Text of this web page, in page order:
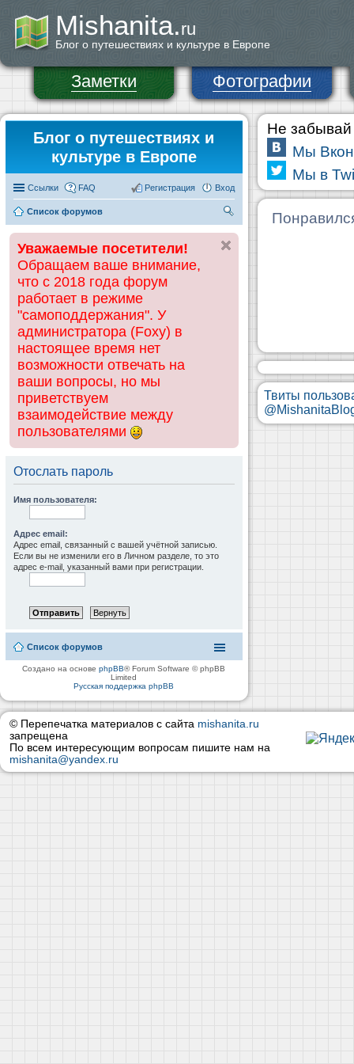
Mishanita.ru
Блог о путешествиях и культуре в Европе
Заметки Фотографии
Блог о путешествиях и
культуре в Европе
Ссылки FAQ Вход
Регистрация
Список форумов
ск
Уважаемые посетители!
Обращаем ваше внимание,
что с 2018 года форум
работает в режиме
"самоподдержания". У
администратора (Foxy) в
настоящее время нет
возможности отвечать на
ваши вопросы, но мы
приветствуем
взаимодействие между
пользователями
Отослать пароль
Имя пользователя:
Адрес email:
Адрес email, связанный с вашей учётной записью.
Если вы не изменили его в Личном разделе, то это
адрес e-mail, указанный вами при регистрации.
Список форумов
Создано на основеphpBB® Forum Software © phpBB
Limited
Русская поддержка phpBB
Не забывай
Мы
Мы в
Твиты
© Перепечатка материалов с сайта mishanita.ru
запрещена
По всем интересующим вопросам пишите нам на
mishanita@yandex.ru